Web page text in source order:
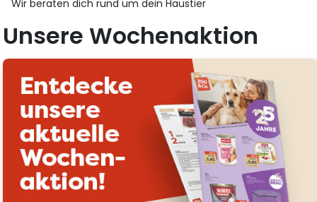
Wir beraten dich rund um dein Haustier
Unsere Wochenaktion